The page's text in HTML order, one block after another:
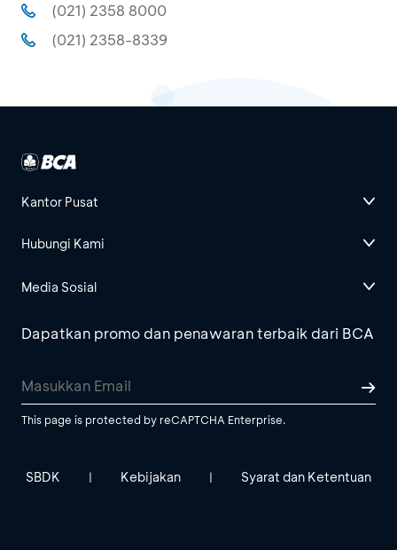
(021) 2358 8000
(021) 2358-8339
Kantor Pusat
Hubungi Kami
Media Sosial
Dapatkan promo dan penawaran terbaik dari BCA
This page is protected by reCAPTCHA Enterprise.
SBDK | Kebijakan | Syarat dan Ketentuan